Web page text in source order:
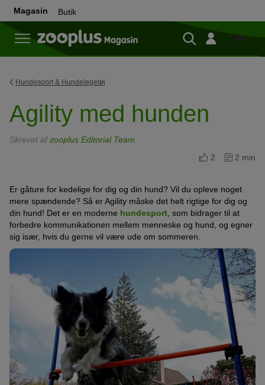
Magasin Butik
Butik
Hundesport & Hundelegetøj
Agility med hunden
Skrevet afzooplus Editorial Team
2
2 min
Er gåture for kedelige for dig og din hund? Vil du opleve noget
mere spændende? Så er Agility måske det helt rigtige for dig og
din hund! Det er en moderne hundesport , som bidrager til at
forbedre kommunikationen mellem menneske og hund, og egner
sig især, hvis du gerne vil være ude om sommeren.